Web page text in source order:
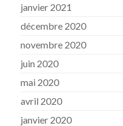
janvier 2021
décembre 2020
novembre 2020
juin 2020
mai 2020
avril 2020
janvier 2020